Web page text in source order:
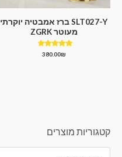
קטגוריות מוצרים
SLT027-Y ברז אמבטיה יוקרתי
מעוטר ZGRK
דורג
380.00₪